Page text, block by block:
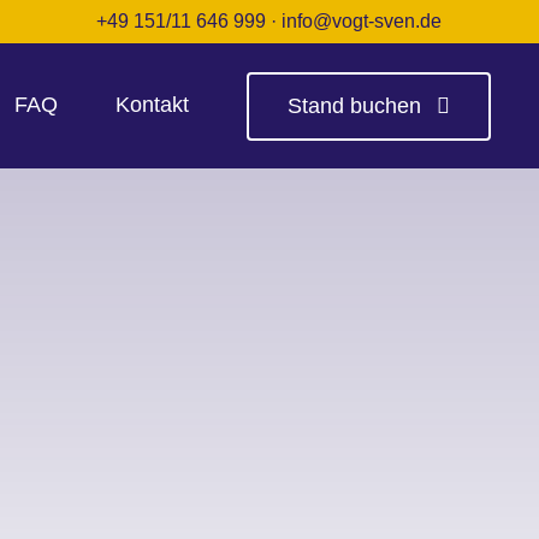
+49 151/11 646 999 · info@vogt-sven.de
FAQ Kontakt Stand buchen